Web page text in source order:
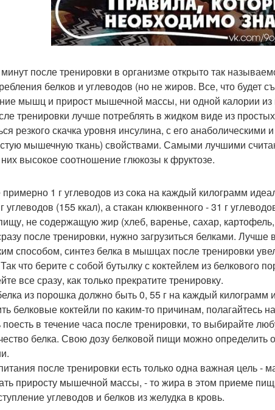
после тренировки в организме открыто так
белков и углеводов (но не жиров. Все, что будет
мышц и прирост мышечной массы, ни одной калории
тренировки лучше потреблять в жидком виде из
резкого скачка уровня инсулина, с его анаболическими
мышечную ткань) свойствами. Самыми лучшими
высокое соотношение глюкозы к фруктозе.
1 г углеводов из сока на каждый килограмм
углеводов (155 ккал), а стакан клюквенного - 31 г
не содержащую жир (хлеб, варенье, сахар,
после тренировки, нужно загрузиться белками. Лучше
способом, синтез белка в мышцах после тренировки
что берите с собой бутылку с коктейлем из белкового
все сразу, как только прекратите тренировку.
из порошка должно быть 0, 55 г на каждый килограмм
белковые коктейли по каким-то причинам, полагайтесь
в течение часа после тренировки, то выбирайте
белка. Свою дозу белковой пищи можно определить
после тренировки есть только одна важная цель -
приросту мышечной массы, - то жира в этом приеме
углеводов и белков из желудка в кровь.